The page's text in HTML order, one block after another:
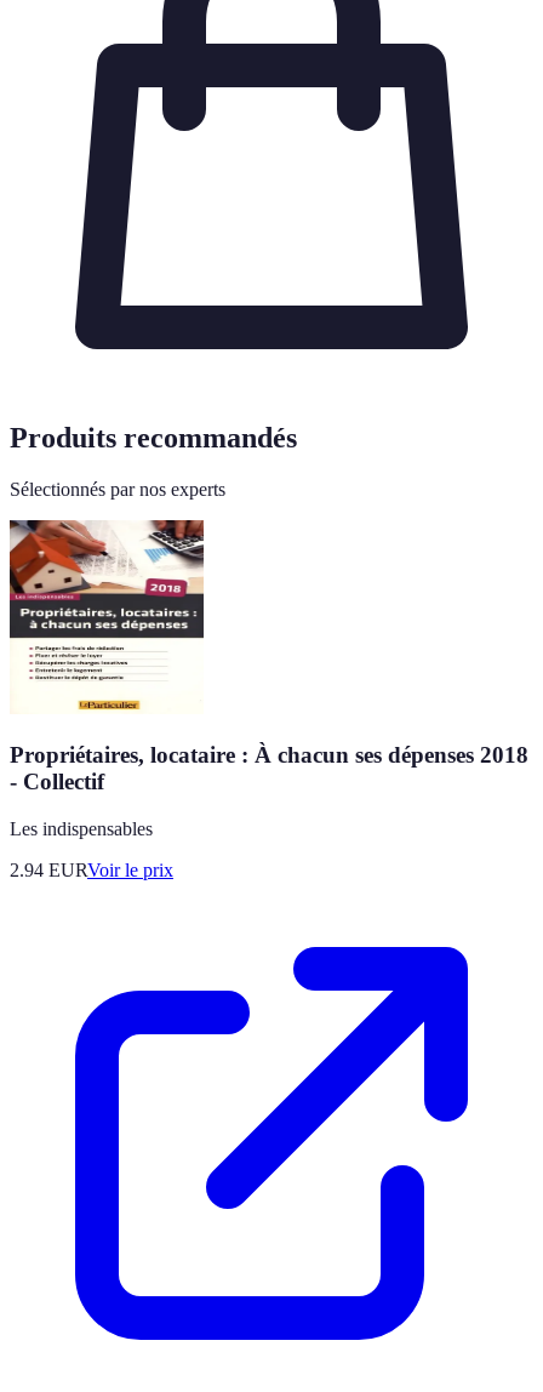
Produits recommandés
Sélectionnés par nos experts
Propriétaires, locataire : À chacun ses dépenses 2018
- Collectif
Les indispensables
2.94 EURVoir le prix